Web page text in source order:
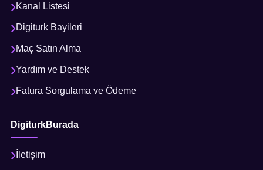
Kanal Listesi
Digiturk Bayileri
Maç Satın Alma
Yardım ve Destek
Fatura Sorgulama ve Ödeme
DigiturkBurada
İletişim